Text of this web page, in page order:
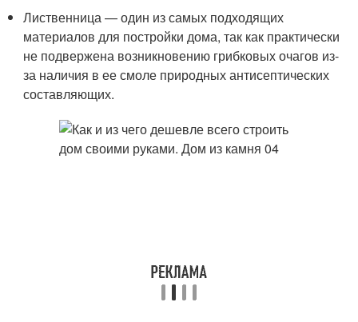
Лиственница — один из самых подходящих
материалов для постройки дома, так как практически
не подвержена возникновению грибковых очагов из-
за наличия в ее смоле природных антисептических
составляющих.